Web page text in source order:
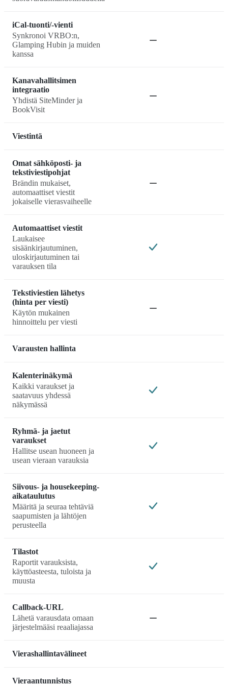
iCal-tuonti/-vienti
Synkronoi VRBO:n,
Glamping Hubin ja muiden
kanssa
Kanavahallitsimen
integraatio
Yhdistä SiteMinder ja
BookVisit
Viestintä
Omat sähköposti- ja
tekstiviestipohjat
Brändin mukaiset,
automaattiset viestit
jokaiselle vierasvaiheelle
Automaattiset viestit
Laukaisee
sisäänkirjautuminen,
uloskirjautuminen tai
varauksen tila
Tekstiviestien lähetys
(hinta per viesti)
Käytön mukainen
hinnoittelu per viesti
Varausten hallinta
Kalenterinäkymä
Kaikki varaukset ja
saatavuus yhdessä
näkymässä
Ryhmä- ja jaetut
varaukset
Hallitse usean huoneen ja
usean vieraan varauksia
Siivous- ja housekeeping-
aikataulutus
Määritä ja seuraa tehtäviä
saapumisten ja lähtöjen
perusteella
Tilastot
Raportit varauksista,
käyttöasteesta, tuloista ja
muusta
Callback-URL
Lähetä varausdata omaan
järjestelmääsi reaaliajassa
Vierashallintavälineet
Vieraantunnistus